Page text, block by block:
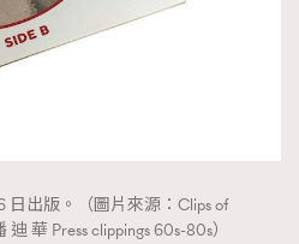
日出版。（圖片來源：Clips of
華 Press clippings 60s-80s）